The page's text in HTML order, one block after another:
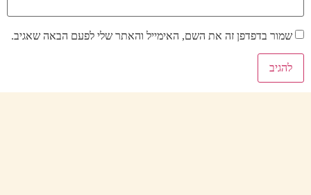
בדפדפן זה את השם, האימייל והאתר שלי לפעם הבאה שאגיב.